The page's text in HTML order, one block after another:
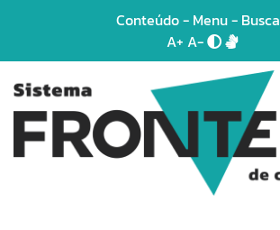
Conteúdo- Menu- Busca
A+ A-